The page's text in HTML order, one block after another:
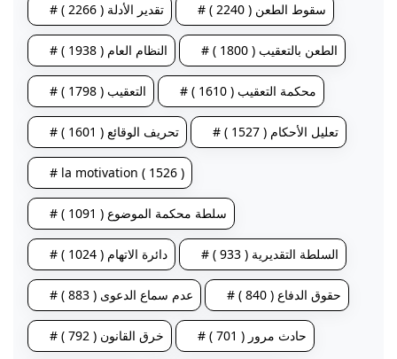
# تقدير الأدلة ( 2266 ) # سقوط الطعن ( 2240 )
# النظام العام ( 1938 ) # الطعن بالتعقيب ( 1800 )
# التعقيب ( 1798 ) # محكمة التعقيب ( 1610 )
# تحريف الوقائع ( 1601 ) # تعليل الأحكام ( 1527 )
# la motivation ( 1526 )
# سلطة محكمة الموضوع ( 1091 )
# دائرة الاتهام ( 1024 ) # السلطة التقديرية ( 933 )
# عدم سماع الدعوى ( 883 ) # حقوق الدفاع ( 840 )
# خرق القانون ( 792 ) # حادث مرور ( 701 )